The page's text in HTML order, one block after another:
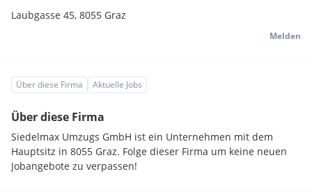
Laubgasse 45, 8055 Graz
Melden
Über diese Firma Aktuelle Jobs
Über diese Firma
Siedelmax Umzugs GmbH ist ein Unternehmen mit dem
Hauptsitz in 8055 Graz. Folge dieser Firma um keine neuen
Jobangebote zu verpassen!